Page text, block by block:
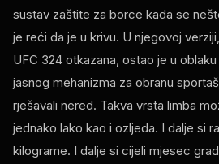
sustav zaštite za borce kada se
je reći da je u krivu. U njegovoj
UFC 324 otkazana, ostao je u
jasnog mehanizma za obranu
rješavali nered. Takva vrsta limba
jednako lako kao i ozljeda. I dalje si
kilograme. I dalje si cijeli mjesec